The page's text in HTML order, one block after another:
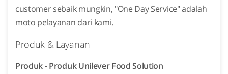
customer sebaik mungkin, "One Day Service" adalah
moto pelayanan dari kami.
Produk & Layanan
Produk - Produk Unilever Food Solution